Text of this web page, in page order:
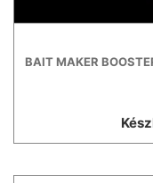
BAIT MAKER